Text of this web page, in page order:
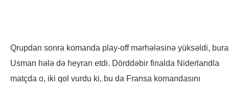
Qrupdan sonra komanda play-off mərhələsinə yüksəldi,
Usman hələ də heyran etdi. Dörddəbir finalda Niderlandla
matçda o, iki qol vurdu ki, bu da Fransa komandasını